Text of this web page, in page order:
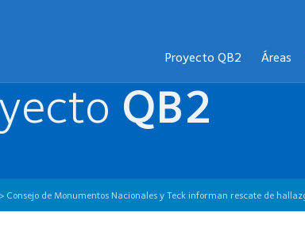
Proyecto QB2 Áreas
QB2
Consejo de Monumentos Nacionales y Teck informan rescate de